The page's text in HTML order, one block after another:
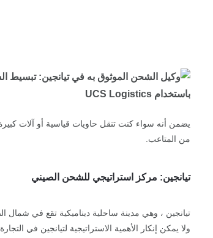
يضمن أنه سواء كنت تنقل حاويات قياسية أو آلات
من المتاعب.
تيانجين: مركز استراتيجي للشحن الصيني
تيانجين ، وهي مدينة ساحلية ديناميكية تقع في